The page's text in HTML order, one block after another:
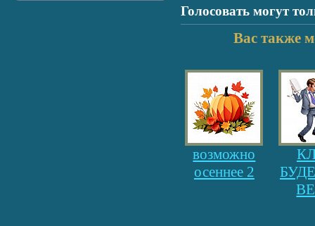
Голосовать могут
Вас также
возможно
осеннее 2